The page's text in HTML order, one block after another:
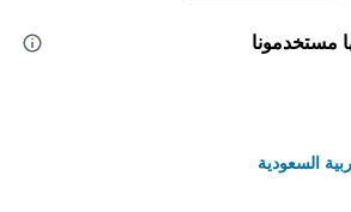
مستخدمونا
السعودية